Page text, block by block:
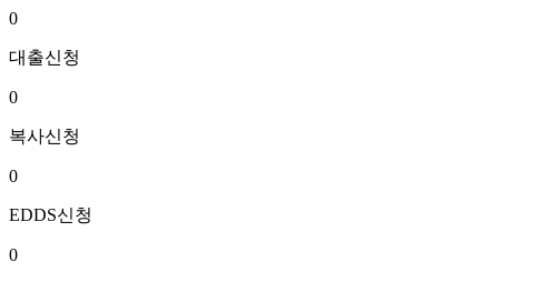
0
대출신청
0
복사신청
0
EDDS신청
0